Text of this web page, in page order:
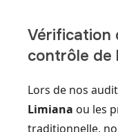
Vérification
contrôle de
Lors de nos
Limiana ou les
traditionnelle,